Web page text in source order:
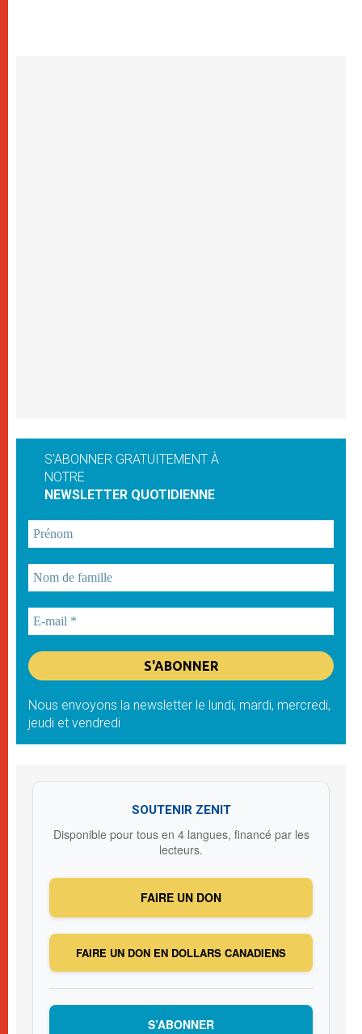
S'ABONNER GRATUITEMENT À
NOTRE
NEWSLETTER QUOTIDIENNE
Nous envoyons la newsletter le lundi, mardi, mercredi,
jeudi et vendredi
SOUTENIR ZENIT
Disponible pour tous en 4 langues, financé par les
lecteurs.
FAIRE UN DON
FAIRE UN DON EN DOLLARS CANADIENS
S’ABONNER